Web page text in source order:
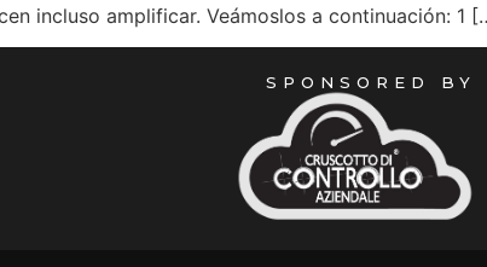
incluso amplificar. Veámoslos a continuación: 1
SPONSORED BY